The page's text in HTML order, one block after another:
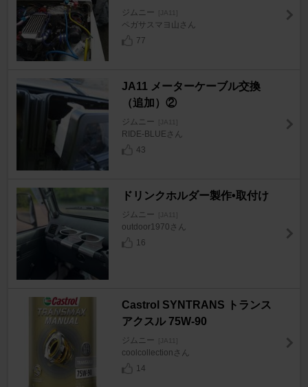
ジムニー [JA11]
ペガサスマヨ山さん
77
JA11 メーターケーブル交換
（追加）②
ジムニー [JA11]
RIDE-BLUEさん
43
ドリンクホルダー製作•取付け
ジムニー [JA11]
outdoor1970さん
16
Castrol SYNTRANS トランス
アクスル 75W-90
ジムニー [JA11]
coolcollectionさん
14